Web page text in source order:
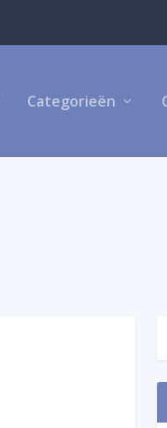
Categorieën